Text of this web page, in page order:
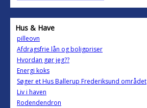
Hus & Have
pilleovn
Afdragsfrie lån og boligpriser
Hvordan gør jeg??
Energi koks
Søger et Hus Ballerup Frederiksund området
Liv i haven
Rodendendron